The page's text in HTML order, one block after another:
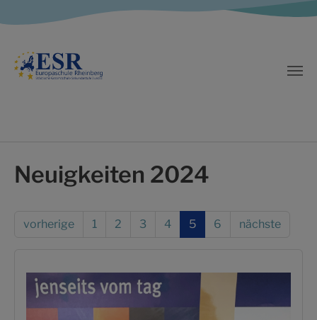
Zum Hauptinhalt springen
Neuigkeiten 2024
vorherige 1 2 3 4 5 6 nächste